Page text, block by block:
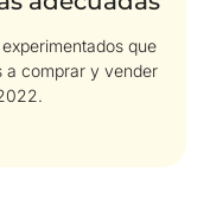
que
a comprar y vender